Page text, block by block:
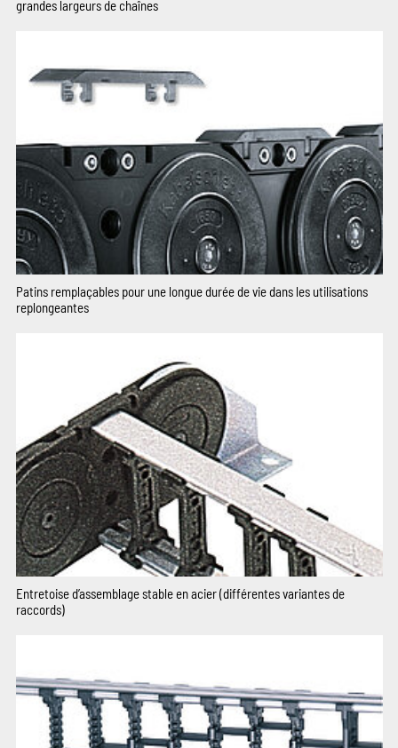
grandes largeurs de chaînes
Patins remplaçables pour une longue durée de vie dans les utilisations
replongeantes
Entretoise d’assemblage stable en acier (différentes variantes de
raccords)